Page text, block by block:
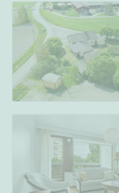
Uudiskohteet
Arvokohteet